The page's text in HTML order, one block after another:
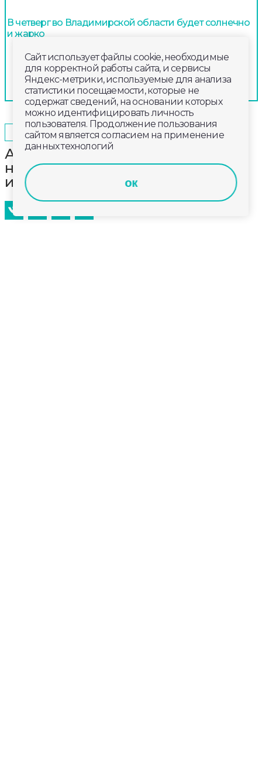
В четверг во Владимирской области будет солнечно
и жарко
ОБЩЕСТВО 2024-04-22 14:00
Александровские прокуроры
нашли нарушения на детских
игровых площадках
Сайт использует файлы cookie, необходимые
для корректной работы сайта, и сервисы
Яндекс-метрики, используемые для анализа
статистики посещаемости, которые не
содержат сведений, на основании которых
можно идентифицировать личность
пользователя. Продолжение пользования
сайтом является согласием на применение
данных технологий
ок